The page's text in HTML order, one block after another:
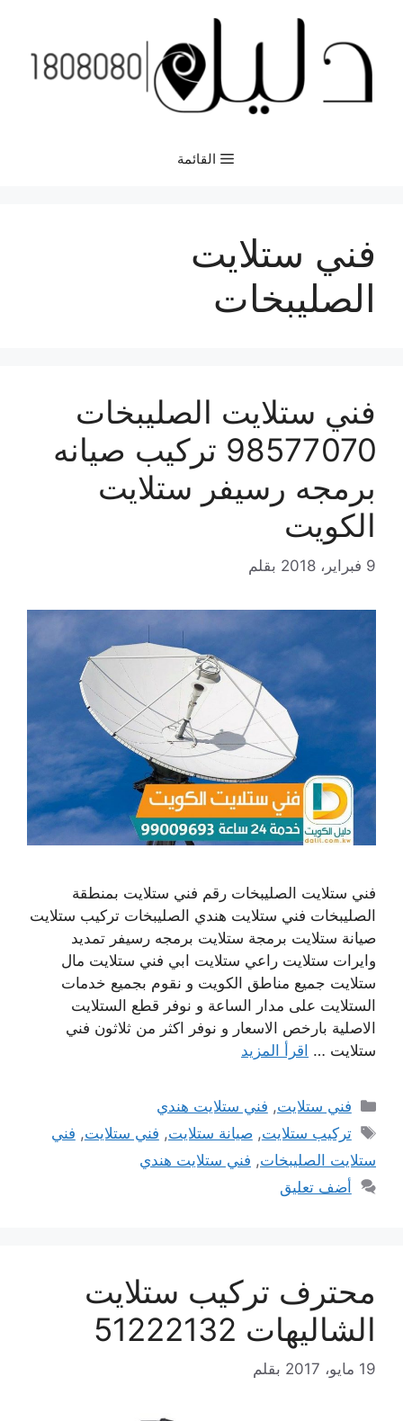
المحتوى
القائمة
فني ستلايت
الصليبخات
فني ستلايت الصليبخات
98577070 تركيب صيانه
برمجه رسيفر ستلايت
الكويت
9 فبراير، 2018 بقلم
فني ستلايت الصليبخات رقم فني ستلايت بمنطقة
الصليبخات فني ستلايت هندي الصليبخات تركيب ستلايت
صيانة ستلايت برمجة ستلايت برمجه رسيفر تمديد
وايرات ستلايت راعي ستلايت ابي فني ستلايت مال
ستلايت جميع مناطق الكويت و نقوم بجميع خدمات
الستلايت على مدار الساعة و نوفر قطع الستلايت
الاصلية بارخص الاسعار و نوفر اكثر من ثلاثون فني
ستلايت … اقرأ المزيد
التصنيفات
فني ستلايت, فني ستلايت هندي
الوسوم
تركيب ستلايت,صيانة ستلايت, فني ستلايت, فني
ستلايت الصليبخات, فني ستلايت هندي
أضف تعليق
محترف تركيب ستلايت
الشاليهات 51222132
19 مايو، 2017 بقلم